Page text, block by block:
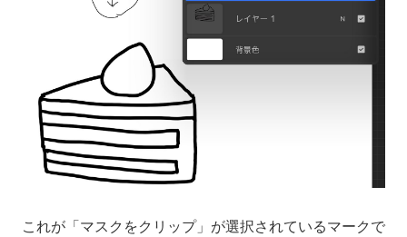
これが「マスクをクリップ」が選択されているマークで